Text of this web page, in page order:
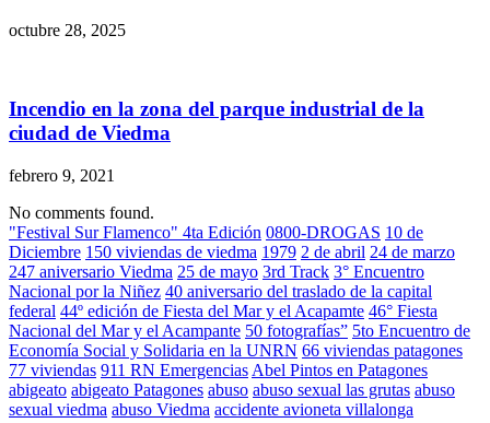
octubre 28, 2025
Incendio en la zona del parque industrial de la
ciudad de Viedma
febrero 9, 2021
No comments found.
"Festival Sur Flamenco" 4ta Edición 0800-DROGAS 10 de
Diciembre 150 viviendas de viedma 1979 2 de abril 24 de marzo
247 aniversario Viedma 25 de mayo 3rd Track 3° Encuentro
Nacional por la Niñez 40 aniversario del traslado de la capital
federal 44º edición de Fiesta del Mar y el Acapamte 46° Fiesta
Nacional del Mar y el Acampante 50 fotografías” 5to Encuentro de
Economía Social y Solidaria en la UNRN 66 viviendas patagones
77 viviendas 911 RN Emergencias Abel Pintos en Patagones
abigeato abigeato Patagones abuso abuso sexual las grutas abuso
sexual viedma abuso Viedma accidente avioneta villalonga